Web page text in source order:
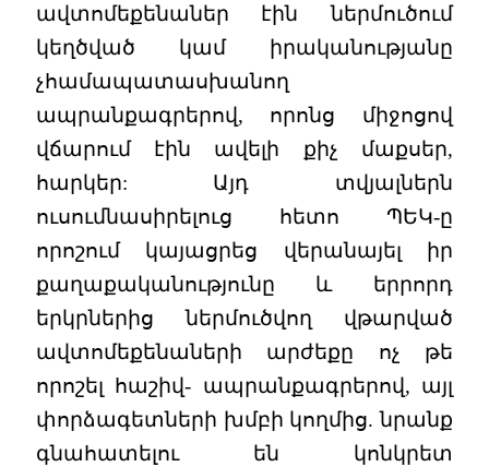
ավտոմեքենաներ էին ներմուծում
կեղծված կամ իրականությանը
չհամապատասխանող
ապրանքագրերով, որոնց միջոցով
վճարում էին ավելի քիչ մաքսեր,
հարկեր: Այդ տվյալներն
ուսումնասիրելուց հետո ՊԵԿ-ը
որոշում կայացրեց վերանայել իր
քաղաքականությունը և երրորդ
երկրներից ներմուծվող վթարված
ավտոմեքենաների արժեքը ոչ թե
որոշել հաշիվ- ապրանքագրերով, այլ
փորձագետների խմբի կողմից. նրանք
գնահատելու են կոնկրետ